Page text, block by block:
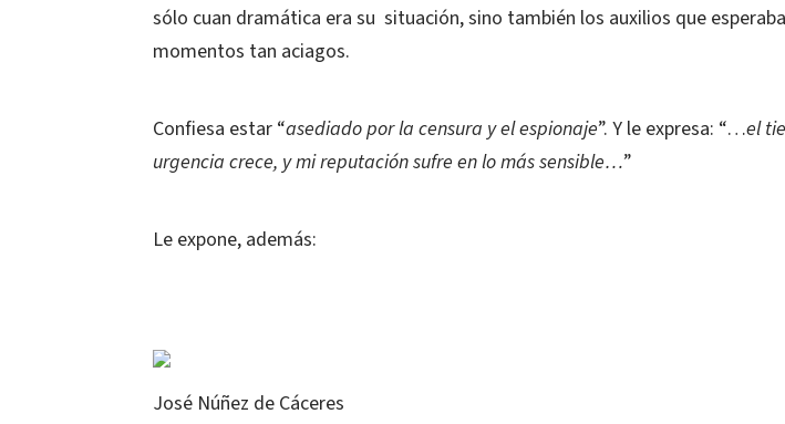
sólo cuan dramática era su situación, sino también los auxilios que
momentos tan aciagos.
Confiesa estar “asediado por la censura y el espionaje”. Y le expresa: “…el
urgencia crece, y mi reputación sufre en lo más sensible…”
Le expone, además:
José Núñez de Cáceres